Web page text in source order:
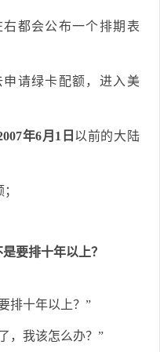
都会公布一个排期表
请绿卡配额，进入美
年6月1日 以前的大陆
要排十年以上？
排十年以上？”
，我该怎么办？”